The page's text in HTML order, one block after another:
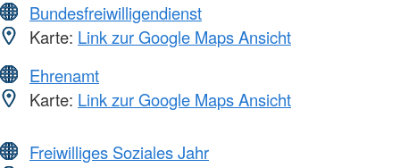
Bundesfreiwilligendienst
Karte: Link zur Google Maps Ansicht
Ehrenamt
Karte: Link zur Google Maps Ansicht
Freiwilliges Soziales Jahr